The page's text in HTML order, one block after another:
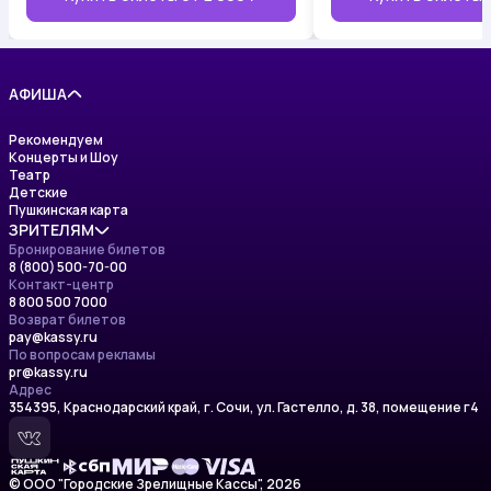
АФИША
Рекомендуем
Концерты и Шоу
Театр
Детские
Пушкинская карта
ЗРИТЕЛЯМ
Изменения в афише
Правила приобретения билетов
Правила возврата билетов
Правила пользования сайтом
Политика обработки персональных данных
Условия пользования сервисом
Сертификаты
Оставить отзыв
Бронирование билетов
8 (800) 500-70-00
Контакт-центр
8 800 500 7000
Возврат билетов
pay@kassy.ru
По вопросам рекламы
pr@kassy.ru
Адрес
354395, Краснодарский край, г. Сочи, ул. Гастелло, д. 38, помещение г4
© ООО "Городские Зрелищные Кассы", 2026